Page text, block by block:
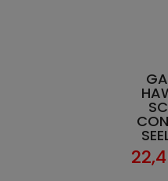
lieu